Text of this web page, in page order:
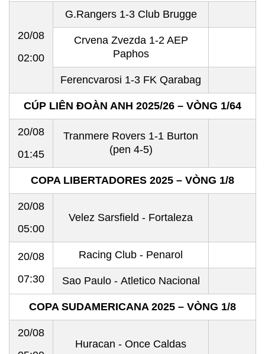
20/08
02:00
G.Rangers 1-3 Club Brugge
Crvena Zvezda 1-2 AEP
Paphos
Ferencvarosi 1-3 FK Qarabag
CÚP LIÊN ĐOÀN ANH 2025/26 – VÒNG 1/64
20/08
01:45
Tranmere Rovers 1-1 Burton
(pen 4-5)
COPA LIBERTADORES 2025 – VÒNG 1/8
20/08
05:00
Velez Sarsfield - Fortaleza
20/08
07:30
Racing Club - Penarol
Sao Paulo - Atletico Nacional
COPA SUDAMERICANA 2025 – VÒNG 1/8
20/08
Huracan - Once Caldas